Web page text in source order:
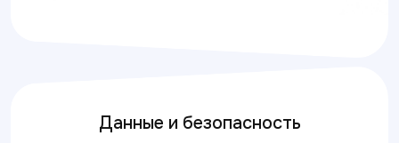
Данные и безопасность